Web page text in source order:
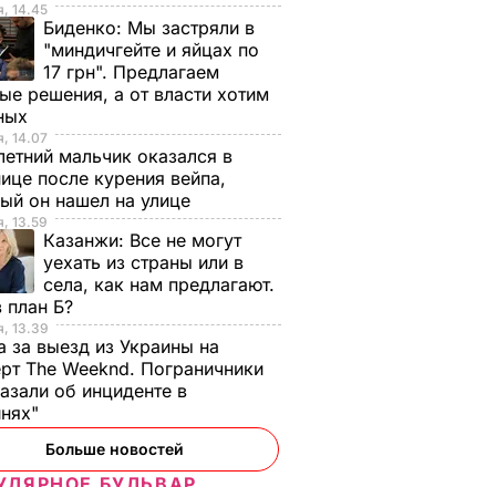
14.45
Биденко: Мы застряли в
"миндичгейте и яйцах по
17 грн". Предлагаем
решения, а от власти хотим
14.07
мальчик оказался в
после курения вейпа,
он нашел на улице
13.59
Казанжи: Все не могут
уехать из страны или в
села, как нам предлагают.
план Б?
13.39
за выезд из Украины на
The Weeknd. Пограничники
об инциденте в
Больше новостей